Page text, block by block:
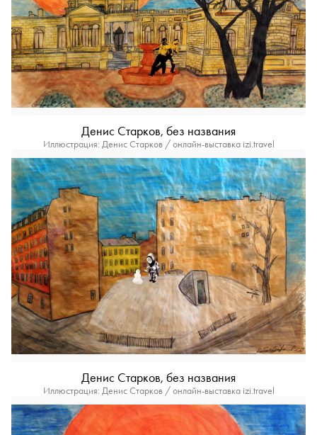
Денис Старков, без названия
Иллюстрация: Денис Старков / онлайн-выставка izi.travel
Денис Старков, без названия
Иллюстрация: Денис Старков / онлайн-выставка izi.travel